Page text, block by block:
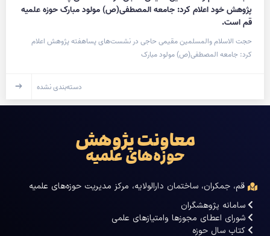
پژوهش خود اعلام کرد: جامعه المصطفی(ص) مولود مبارک حوزه علمیه
قم است.
حجت الاسلام والمسلمین مقیمی حاجی در نشست‌های پساهفته پژوهش اعلام
کرد: جامعه المصطفی(ص) مولود مبارک
دسته‌بندی نشده
معاونت پژوهش
حوزه‌های علمیه
قم، جمکران، ساختمان دارالولایه، مرکز مدیریت حوزه‌های علمیه
سامانه پژوهشگران
شورای اعطای مجوزها وامتیازهای علمی
کتاب سال حوزه